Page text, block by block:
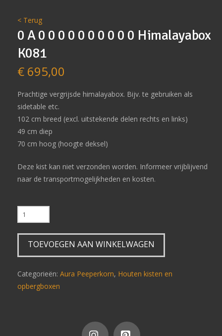
< Terug
0 A 0 0 0 0 0 0 0 0 0 0 Himalayabox
K081
€695,00
Prachtige vergrijsde himalayabox. Bijv. te gebruiken als
sidetable etc.
102 cm breed (excl. uitstekende delen rechts en links)
49 cm diep
70 cm hoog (hoogte deksel)
Deze kist kan niet verzonden worden. Informeer vrijblijvend
naar de transportmogelijkheden en kosten.
A
0
0
0
TOEVOEGEN AAN WINKELWAGEN
Categorieën: Aura Peeperkorn, Houten kisten en
opbergboxen